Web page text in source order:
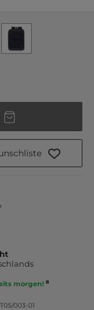
morgen! 8
003-01